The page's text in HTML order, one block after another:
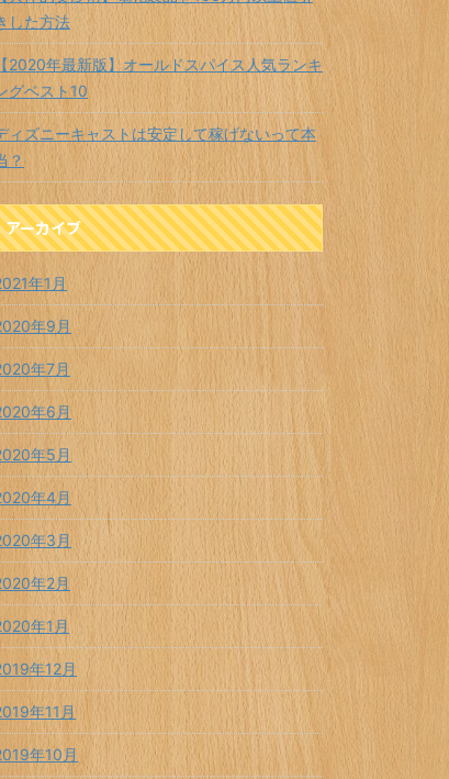
した方法
【2020年最新版】オールドスパイス人気ランキ
グベスト10
ィズニーキャストは安定して稼げないって本
？
アーカイブ
年1月
年9月
年7月
年6月
年5月
年4月
年3月
年2月
年1月
年12月
年11月
年10月